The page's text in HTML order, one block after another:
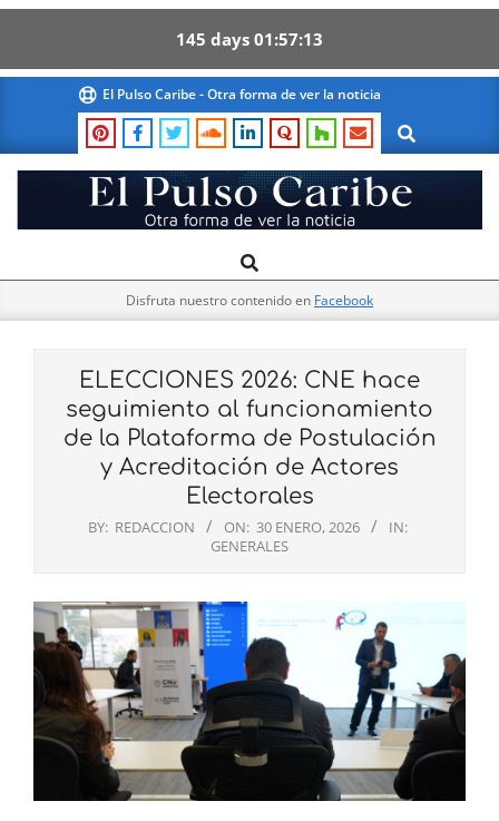
145 days 01 57 13
content
El Pulso Caribe - Otra forma de ver la noticia
Search
El
Pulso
Navigation
Search
Disfruta nuestro contenido en Facebook
ELECCIONES 2026: CNE hace
seguimiento al funcionamiento
de la Plataforma de Postulación
y Acreditación de Actores
Electorales
BY: REDACCION ON: 30 ENERO, 2026
IN:
GENERALES